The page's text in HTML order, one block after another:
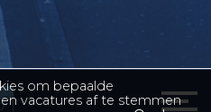
om bepaalde
vacatures af te stemmen